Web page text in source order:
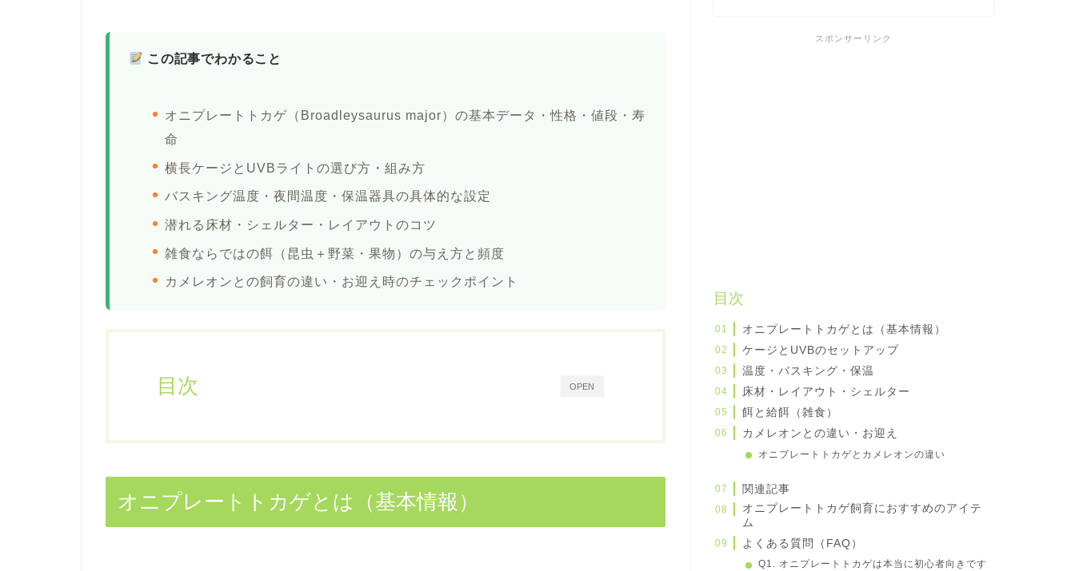
この記事でわかること
オニプレートトカゲ（Broadleysaurus major）の基本データ・性格・値段・寿
命
横長ケージとUVBライトの選び方・組み方
バスキング温度・夜間温度・保温器具の具体的な設定
潜れる床材・シェルター・レイアウトのコツ
雑食ならではの餌（昆虫＋野菜・果物）の与え方と頻度
カメレオンとの飼育の違い・お迎え時のチェックポイント
OPEN
目次
オニプレートトカゲとは（基本情報）
スポンサーリンク
目次
オニプレートトカゲとは（基本情報）
ケージとUVBのセットアップ
温度・バスキング・保温
床材・レイアウト・シェルター
餌と給餌（雑食）
カメレオンとの違い・お迎え
オニプレートトカゲとカメレオンの違い
関連記事
オニプレートトカゲ飼育におすすめのアイテ
ム
よくある質問（FAQ）
Q1. オニプレートトカゲは本当に初心者向きです